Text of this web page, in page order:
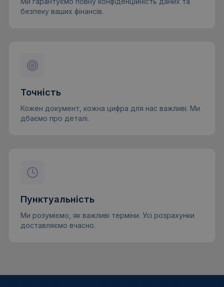
безпеку ваших фінансів.
Точність
Кожен документ, кожна цифра для нас важливі. Ми
дбаємо про деталі.
Пунктуальність
Ми розуміємо, як важливі терміни. Усі розрахунки
доставляємо вчасно.